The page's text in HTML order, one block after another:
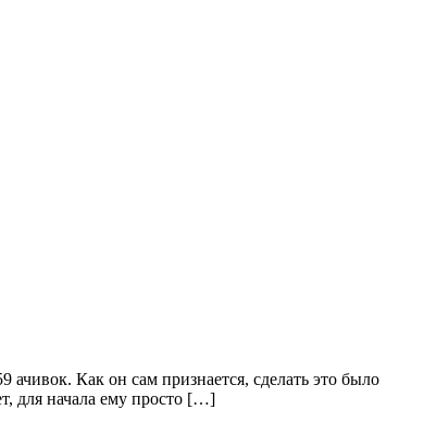
Как он сам признается, сделать это было
для начала ему просто […]